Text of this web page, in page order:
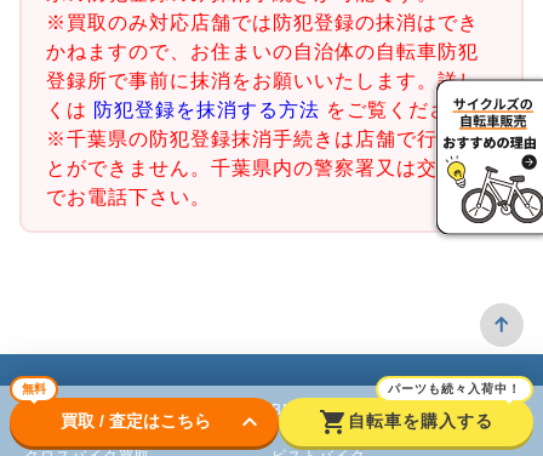
※買取のみ対応店舗では防犯登録の抹消はでき
かねますので、お住まいの自治体の自転車防犯
登録所で事前に抹消をお願いいたします。詳し
くは 防犯登録を抹消する方法 をご覧ください。
※千葉県の防犯登録抹消手続きは店舗で行うこ
とができません。千葉県内の警察署又は交番ま
でお電話下さい。
無料
買取 / 査定はこちら keyboard_arrow_down shopping_cart
パーツも続々入荷中！
自転車を購入する
ロードバイク BMX